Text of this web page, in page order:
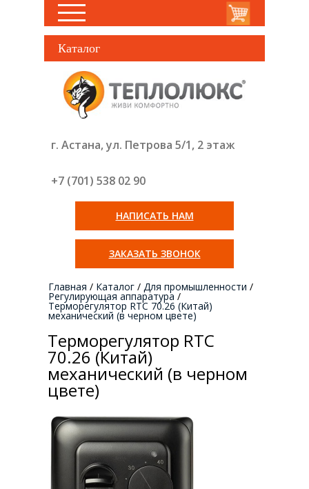
Каталог
г. Астана, ул. Петрова 5/1, 2 этаж
+7 (701) 538 02 90
НАПИСАТЬ НАМ
ЗАКАЗАТЬ ЗВОНОК
Главная / Каталог / Для промышленности /
Регулирующая аппаратура /
Терморегулятор RTC 70.26 (Китай)
механический (в черном цвете)
Терморегулятор RTC
70.26 (Китай)
механический (в черном
цвете)